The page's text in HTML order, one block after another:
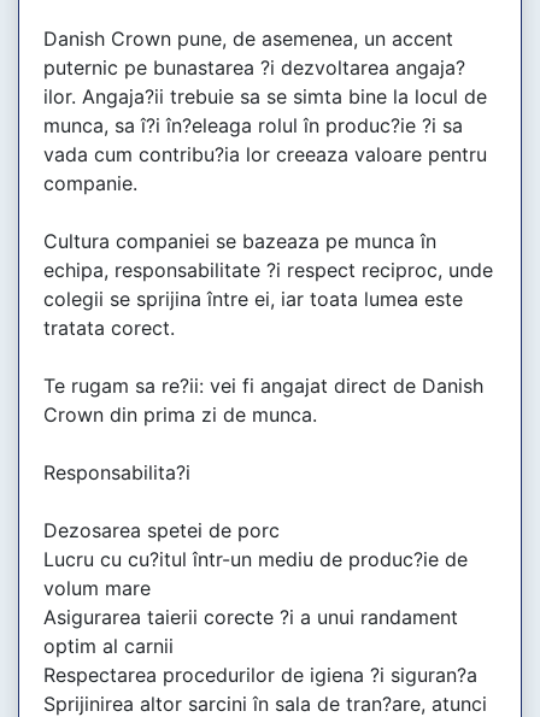
Danish Crown pune, de asemenea, un accent
puternic pe bunastarea ?i dezvoltarea angaja?
ilor. Angaja?ii trebuie sa se simta bine la locul de
munca, sa î?i în?eleaga rolul în produc?ie ?i sa
vada cum contribu?ia lor creeaza valoare pentru
companie.
Cultura companiei se bazeaza pe munca în
echipa, responsabilitate ?i respect reciproc, unde
colegii se sprijina între ei, iar toata lumea este
tratata corect.
Te rugam sa re?ii: vei fi angajat direct de Danish
Crown din prima zi de munca.
Responsabilita?i
Dezosarea spetei de porc
Lucru cu cu?itul într-un mediu de produc?ie de
volum mare
Asigurarea taierii corecte ?i a unui randament
optim al carnii
Respectarea procedurilor de igiena ?i siguran?a
Sprijinirea altor sarcini în sala de tran?are, atunci